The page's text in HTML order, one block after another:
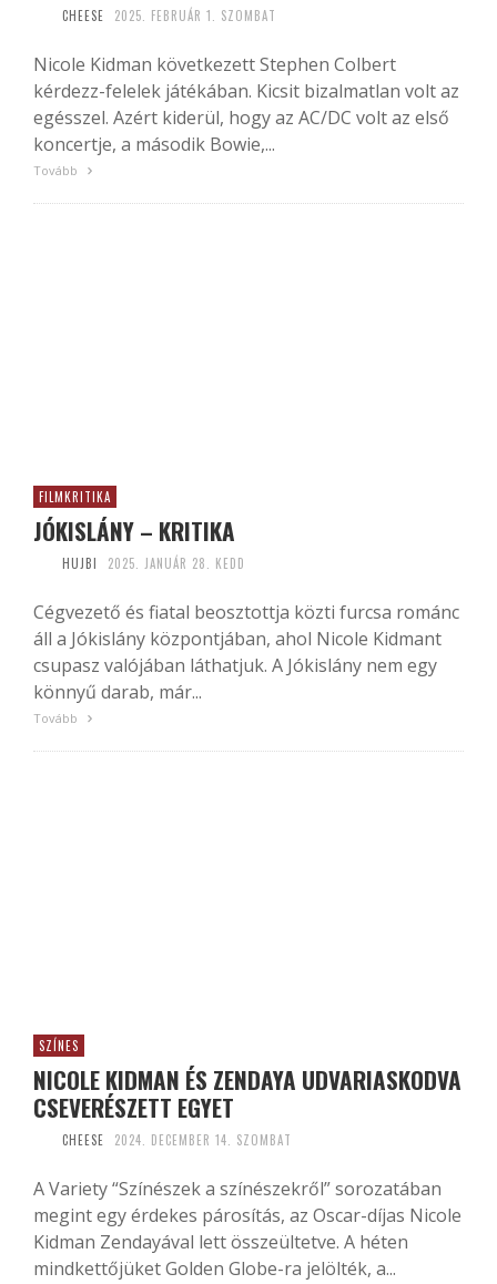
CHEESE 2025. FEBRUÁR 1. SZOMBAT
Nicole Kidman következett Stephen Colbert
kérdezz-felelek játékában. Kicsit bizalmatlan volt az
egésszel. Azért kiderül, hogy az AC/DC volt az első
koncertje, a második Bowie,...
Tovább
FILMKRITIKA
JÓKISLÁNY – KRITIKA
HUJBI 2025. JANUÁR 28. KEDD
Cégvezető és fiatal beosztottja közti furcsa románc
áll a Jókislány központjában, ahol Nicole Kidmant
csupasz valójában láthatjuk. A Jókislány nem egy
könnyű darab, már...
Tovább
SZÍNES
NICOLE KIDMAN ÉS ZENDAYA UDVARIASKODVA
CSEVERÉSZETT EGYET
CHEESE 2024. DECEMBER 14. SZOMBAT
A Variety “Színészek a színészekről” sorozatában
megint egy érdekes párosítás, az Oscar-díjas Nicole
Kidman Zendayával lett összeültetve. A héten
mindkettőjüket Golden Globe-ra jelölték, a...